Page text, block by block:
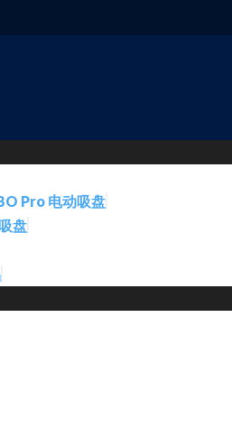
Pro 电动吸盘
盘